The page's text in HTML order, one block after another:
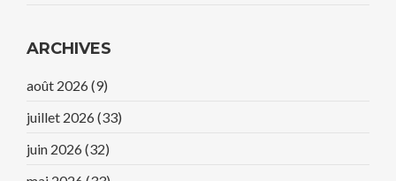
ARCHIVES
août 2026 (9)
juillet 2026 (33)
juin 2026 (32)